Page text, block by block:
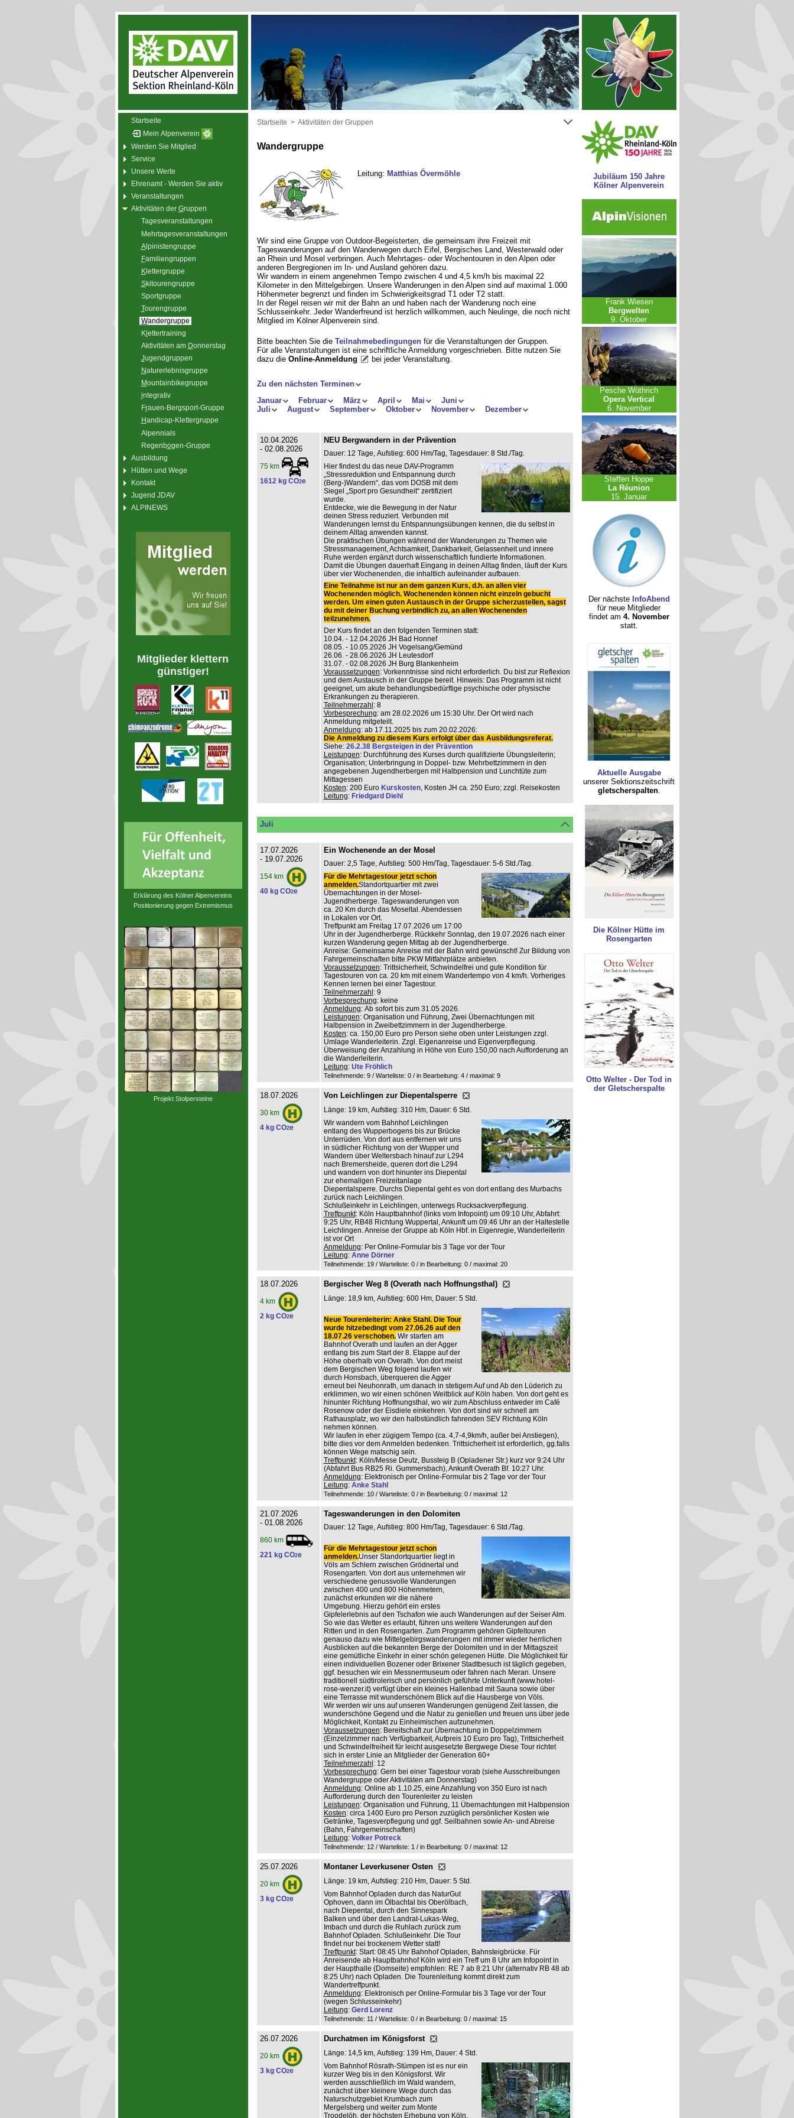
Startseite
Mein Alpenverein
Werden Sie Mitglied
Service
Unsere Werte
Ehrenamt - Werden Sie aktiv
Veranstaltungen
Aktivitäten der Gruppen
Tagesveranstaltungen
Mehrtagesveranstaltungen
Alpinistengruppe
Familiengruppen
Klettergruppe
Skitourengruppe
Sportgruppe
Tourengruppe
Wandergruppe
Kl ettertraining
Aktivitäten am Donnerstag
Jugendgruppen
Naturerlebnisgruppe
Mountainbikegruppe
integrativ
Frauen-Bergsport-Gruppe
Handicap-Klettergruppe
Alpennials
Regenbogen-Gruppe
Ausbildung
Hütten und Wege
Kontakt
Jugend JDAV
ALPINEWS
Mitglieder klettern
günstiger!
Erklärung des Kölner Alpenvereins
Positionierung gegen Extremismus
Projekt Stolpersteine
Startseite > Aktivitäten der Gruppen
Wandergruppe
Leitung: Matthias Övermöhle
Wir sind eine Gruppe von Outdoor-Begeisterten, die gemeinsam ihre Freizeit mit
Tageswanderungen auf den Wanderwegen durch Eifel, Bergisches Land, Westerwald oder
an Rhein und Mosel verbringen. Auch Mehrtages- oder Wochentouren in den Alpen oder
anderen Bergregionen im In- und Ausland gehören dazu.
Wir wandern in einem angenehmen Tempo zwischen 4 und 4,5 km/h bis maximal 22
Kilometer in den Mittelgebirgen. Unsere Wanderungen in den Alpen sind auf maximal 1.000
Höhenmeter begrenzt und finden im Schwierigkeitsgrad T1 oder T2 statt.
In der Regel reisen wir mit der Bahn an und haben nach der Wanderung noch eine
Schlusseinkehr. Jeder Wanderfreund ist herzlich willkommen, auch Neulinge, die noch nicht
Mitglied im Kölner Alpenverein sind.
Bitte beachten Sie die Teilnahmebedingungenfür die Veranstaltungen der Gruppen.
Für alle Veranstaltungen ist eine schriftliche Anmeldung vorgeschrieben. Bitte nutzen Sie
dazu die Online-Anmeldung bei jeder Veranstaltung.
Zu den nächsten Terminen
Januar
Februar März April Mai
Juni
Juli
August September Oktober November Dezember
10.04.2026
- 02.08.2026
75 km
1612 kg CO2e
NEU Bergwandern in der Prävention
Dauer: 12 Tage, Aufstieg: 600 Hm/Tag, Tagesdauer: 8 Std./Tag.
Hier findest du das neue DAV-Programm
„Stressreduktion und Entspannung durch
(Berg-)Wandern“, das vom DOSB mit dem
Siegel „Sport pro Gesundheit“ zertifiziert
wurde.
Entdecke, wie die Bewegung in der Natur
deinen Stress reduziert. Verbunden mit
Wanderungen lernst du Entspannungsübungen kennen, die du selbst in
deinem Alltag anwenden kannst.
Die praktischen Übungen während der Wanderungen zu Themen wie
Stressmanagement, Achtsamkeit, Dankbarkeit, Gelassenheit und innere
Ruhe werden ergänzt durch wissenschaftlich fundierte Informationen.
Damit die Übungen dauerhaft Eingang in deinen Alltag finden, läuft der Kurs
über vier Wochenenden, die inhaltlich aufeinander aufbauen.
Eine Teilnahme ist nur an dem ganzen Kurs, d.h. an allen vier
Wochenenden möglich. Wochenenden können nicht einzeln gebucht
werden. Um einen guten Austausch in der Gruppe sicherzustellen, sagst
du mit deiner Buchung verbindlich zu, an allen Wochenenden
teilzunehmen.
Der Kurs findet an den folgenden Terminen statt:
10.04. - 12.04.2026 JH Bad Honnef
08.05. - 10.05.2026 JH Vogelsang/Gemünd
26.06. - 28.06.2026 JH Leutesdorf
31.07. - 02.08.2026 JH Burg Blankenheim
Voraussetzungen: Vorkenntnisse sind nicht erforderlich. Du bist zur Reflexion
und dem Austausch in der Gruppe bereit. Hinweis: Das Programm ist nicht
geeignet, um akute behandlungsbedürftige psychische oder physische
Erkrankungen zu therapieren.
Teilnehmerzahl : 8
Vorbesprechung: am 28.02.2026 um 15:30 Uhr. Der Ort wird nach
Anmeldung mitgeteilt.
Anmeldung: ab 17.11.2025 bis zum 20.02.2026:
Die Anmeldung zu diesem Kurs erfolgt über das Ausbildungsreferat.
Siehe: 26.2.38 Bergsteigen in der Prävention
Leistungen: Durchführung des Kurses durch qualifizierte Übungsleiterin;
Organisation; Unterbringung in Doppel- bzw. Mehrbettzimmern in den
angegebenen Jugendherbergen mit Halbpension und Lunchtüte zum
Mittagessen
Kosten: 200 Euro Kurskosten, Kosten JH ca. 250 Euro; zzgl. Reisekosten
Leitung: Friedgard Diehl
Juli
17.07.2026
- 19.07.2026
154 km
40 kg CO2e
Ein Wochenende an der Mosel
Dauer: 2,5 Tage, Aufstieg: 500 Hm/Tag, Tagesdauer: 5-6 Std./Tag.
Für die Mehrtagestour jetzt schon
anmelden.Standortquartier mit zwei
Übernachtungen in der Mosel-
Jugendherberge. Tageswanderungen von
ca. 20 Km durch das Moseltal. Abendessen
in Lokalen vor Ort.
Treffpunkt am Freitag 17.07.2026 um 17:00
Uhr in der Jugendherberge. Rückkehr Sonntag, den 19.07.2026 nach einer
kurzen Wanderung gegen Mittag ab der Jugendherberge.
Anreise: Gemeinsame Anreise mit der Bahn wird gewünscht! Zur Bildung von
Fahrgemeinschaften bitte PKW Mitfahrplätze anbieten.
Voraussetzungen: Trittsicherheit, Schwindelfrei und gute Kondition für
Tagestouren von ca. 20 km mit einem Wandertempo von 4 km/h. Vorheriges
Kennen lernen bei einer Tagestour.
Teilnehmerzahl : 9
Vorbesprechung: keine
Anmeldung: Ab sofort bis zum 31.05 2026.
Leistungen: Organisation und Führung, Zwei Übernachtungen mit
Halbpension in Zweibettzimmern in der Jugendherberge.
Kosten: ca. 150,00 Euro pro Person siehe oben unter Leistungen zzgl.
Umlage Wanderleiterin. Zzgl. Eigenanreise und Eigenverpflegung.
Überweisung der Anzahlung in Höhe von Euro 150,00 nach Aufforderung an
die Wanderleiterin.
Leitung: Ute Fröhlich
Teilnehmende: 9 / Warteliste: 0 / in Bearbeitung: 4 / maximal: 9
18.07.2026
30 km
4 kg CO2e
Von Leichlingen zur Diepentalsperre
Länge: 19 km, Aufstieg: 310 Hm, Dauer: 6 Std.
Wir wandern vom Bahnhof Leichlingen
entlang des Wupperbogens bis zur Brücke
Unterrüden. Von dort aus entfernen wir uns
in südlicher Richtung von der Wupper und
Wandern über Weltersbach hinauf zur L294
nach Bremersheide, queren dort die L294
und wandern von dort hinunter ins Diepental
zur ehemaligen Freizeitanlage
Diepentalsperre. Durchs Diepental geht es von dort entlang des Murbachs
zurück nach Leichlingen.
Schlußeinkehr in Leichlingen, unterwegs Rucksackverpflegung.
Treffpunkt: Köln Hauptbahnhof (links vom Infopoint) um 09:10 Uhr, Abfahrt:
9:25 Uhr, RB48 Richtung Wuppertal, Ankunft um 09:46 Uhr an der Haltestelle
Leichlingen. Anreise der Gruppe ab Köln Hbf. in Eigenregie, Wanderleiterin
ist vor Ort
Anmeldung: Per Online-Formular bis 3 Tage vor der Tour
Leitung: Anne Dörner
Teilnehmende: 19 / Warteliste: 0 / in Bearbeitung: 0 / maximal: 20
18.07.2026
4 km
2 kg CO2e
Bergischer Weg 8 (Overath nach Hoffnungsthal)
Länge: 18,9 km, Aufstieg: 600 Hm, Dauer: 5 Std.
Neue Tourenleiterin: Anke Stahl. Die Tour
wurde hitzebedingt vom 27.06.26 auf den
18.07.26 verschoben.Wir starten am
Bahnhof Overath und laufen an der Agger
entlang bis zum Start der 8. Etappe auf der
Höhe oberhalb von Overath. Von dort meist
dem Bergischen Weg folgend laufen wir
durch Honsbach, überqueren die Agger
erneut bei Neuhonrath, um danach in stetigem Auf und Ab den Lüderich zu
erklimmen, wo wir einen schönen Weitblick auf Köln haben. Von dort geht es
hinunter Richtung Hoffnungsthal, wo wir zum Abschluss entweder im Café
Rosenow oder der Eisdiele einkehren. Von dort sind wir schnell am
Rathausplatz, wo wir den halbstündlich fahrenden SEV Richtung Köln
nehmen können.
Wir laufen in eher zügigem Tempo (ca. 4,7-4,9km/h, außer bei Anstiegen),
bitte dies vor dem Anmelden bedenken. Trittsicherheit ist erforderlich, gg.falls
können Wege matschig sein.
Treffpunkt: Köln/Messe Deutz, Bussteig B (Opladener Str.) kurz vor 9:24 Uhr
(Abfahrt Bus RB25 Ri. Gummersbach), Ankunft Overath Bf. 10:27 Uhr.
Anmeldung: Elektronisch per Online-Formular bis 2 Tage vor der Tour
Leitung: Anke Stahl
Teilnehmende: 10 / Warteliste: 0 / in Bearbeitung: 0 / maximal: 12
21.07.2026
- 01.08.2026
860 km
221 kg CO2e
Tageswanderungen in den Dolomiten
Dauer: 12 Tage, Aufstieg: 800 Hm/Tag, Tagesdauer: 6 Std./Tag.
Für die Mehrtagestour jetzt schon
anmelden.Unser Standortquartier liegt in
Völs am Schlern zwischen Grödnertal und
Rosengarten. Von dort aus unternehmen wir
verschiedene genussvolle Wanderungen
zwischen 400 und 800 Höhenmetern,
zunächst erkunden wir die nähere
Umgebung. Hierzu gehört ein erstes
Gipfelerlebnis auf den Tschafon wie auch Wanderungen auf der Seiser Alm.
So wie das Wetter es erlaubt, führen uns weitere Wanderungen auf den
Ritten und in den Rosengarten. Zum Programm gehören Gipfeltouren
genauso dazu wie Mittelgebirgswanderungen mit immer wieder herrlichen
Ausblicken auf die bekannten Berge der Dolomiten und in der Mittagszeit
eine gemütliche Einkehr in einer schön gelegenen Hütte. Die Möglichkeit für
einen individuellen Bozener oder Brixener Stadtbesuch ist täglich gegeben,
ggf. besuchen wir ein Messnermuseum oder fahren nach Meran. Unsere
traditionell südtirolerisch und persönlich geführte Unterkunft (www.hotel-
rose-wenzer.it) verfügt über ein kleines Hallenbad mit Sauna sowie über
eine Terrasse mit wunderschönem Blick auf die Hausberge von Völs.
Wir werden wir uns auf unseren Wanderungen genügend Zeit lassen, die
wunderschöne Gegend und die Natur zu genießen und freuen uns über jede
Möglichkeit, Kontakt zu Einheimischen aufzunehmen.
Voraussetzungen: Bereitschaft zur Übernachtung in Doppelzimmern
(Einzelzimmer nach Verfügbarkeit, Aufpreis 10 Euro pro Tag), Trittsicherheit
und Schwindelfreiheit für leicht ausgesetzte Bergwege Diese Tour richtet
sich in erster Linie an Mitglieder der Generation 60+
Teilnehmerzahl : 12
Vorbesprechung: Gern bei einer Tagestour vorab (siehe Ausschreibungen
Wandergruppe oder Aktivitäten am Donnerstag)
Anmeldung: Online ab 1.10.25, eine Anzahlung von 350 Euro ist nach
Aufforderung durch den Tourenleiter zu leisten
Leistungen: Organisation und Führung, 11 Übernachtungen mit Halbpension
Kosten: circa 1400 Euro pro Person zuzüglich persönlicher Kosten wie
Getränke, Tagesverpflegung und ggf. Seilbahnen sowie An- und Abreise
(Bahn, Fahrgemeinschaften)
Leitung: Volker Potreck
Teilnehmende: 12 / Warteliste: 1 / in Bearbeitung: 0 / maximal: 12
25.07.2026
20 km
3 kg CO2e
Montaner Leverkusener Osten
Länge: 19 km, Aufstieg: 210 Hm, Dauer: 5 Std.
Vom Bahnhof Opladen durch das NaturGut
Ophoven, dann im Ölbachtal bis Oberölbach,
nach Diepental, durch den Sinnespark
Balken und über den Landrat-Lukas-Weg,
Imbach und durch die Ruhlach zurück zum
Bahnhof Opladen. Schlußeinkehr. Die Tour
findet nur bei trockenem Wetter statt!
Treffpunkt: Start: 08:45 Uhr Bahnhof Opladen, Bahnsteigbrücke. Für
Anreisende ab Hauptbahnhof Köln wird ein Treff um 8 Uhr am Infopoint in
der Haupthalle (Domseite) empfohlen: RE 7 ab 8:21 Uhr (alternativ RB 48 ab
8:25 Uhr) nach Opladen. Die Tourenleitung kommt direkt zum
Wandertreffpunkt.
Anmeldung: Elektronisch per Online-Formular bis 3 Tage vor der Tour
(wegen Schlusseinkehr)
Leitung: Gerd Lorenz
Teilnehmende: 11 / Warteliste: 0 / in Bearbeitung: 0 / maximal: 15
26.07.2026
20 km
3 kg CO2e
Durchatmen im Königsforst
Länge: 14,5 km, Aufstieg: 139 Hm, Dauer: 4 Std.
Vom Bahnhof Rösrath-Stümpen ist es nur ein
kurzer Weg bis in den Königsforst. Wir
werden ausschließlich im Wald wandern,
zunächst über kleinere Wege durch das
Naturschutzgebiet Krumbach zum
Mergelsberg und weiter zum Monte
Troodelöh, der höchsten Erhebung von Köln.
Jubiläum 150 Jahre
Kölner Alpenverein
Frank Wiesen
Bergwelten
9. Oktober
Pesche Wüthrich
Opera Vertical
6. November
Steffen Hoppe
La Réunion
15. Januar
Der nächste InfoAbend
für neue Mitglieder
findet am 4. November
statt.
Aktuelle Ausgabe
unserer Sektionszeitschrift
gletscherspalten.
Die Kölner Hütte im
Rosengarten
Otto Welter - Der Tod in
der Gletscherspalte